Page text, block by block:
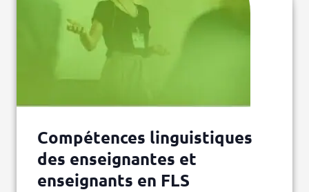
Compétences linguistiques
des enseignantes et
enseignants en FLS